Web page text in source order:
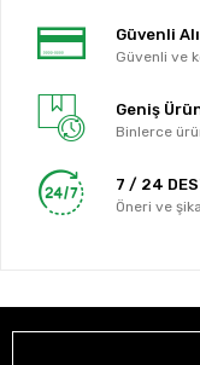
Güvenli
Güvenli ve
Geniş
Binlerce
7 / 24
Öneri ve